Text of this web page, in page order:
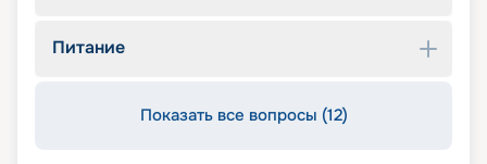
Питание
Показать все вопросы (12)